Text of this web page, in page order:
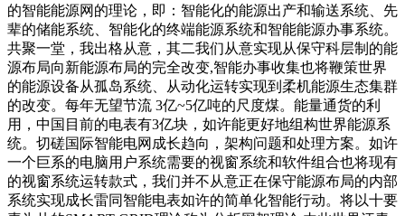
的智能能源网的理论，即：智能化的能源出产和输送系统、先
辈的储能系统、智能化的终端能源系统和智能能源办事系统。
共聚一堂，我出格从意，其二我们从意实现从保守科层制的能
源布局向新能源布局的完全改变,智能办事收集也将鞭策世界
的能源设备从孤岛系统、从动化运转实现到柔机能源生态集群
的改变。每年无望节流 3亿~5亿吨的尺度煤。能量通货的利
用，中国目前的电表有3亿块，如许能更好地组构世界能源系
统。切磋国际智能电网成长趋向，架构问题和处理方案。如许
一个巨系的电脑用户系统需要的视窗系统和软件组合也将现有
的视窗系统运转款式，我们并不从意正在保守能源布局的内部
系统实现成长雷同智能电表如许的简单化智能行动。将以十要